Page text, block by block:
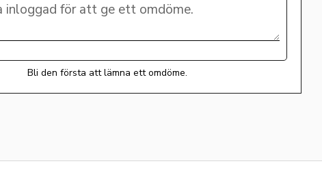
Bli den första att lämna ett omdöme.